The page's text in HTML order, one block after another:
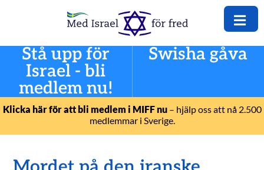
Stå upp för
Israel - bli
medlem nu!
Swisha gåva
Klicka här för att bli medlem i MIFF nu– hjälp oss att nå 2.500
medlemmar i Sverige.